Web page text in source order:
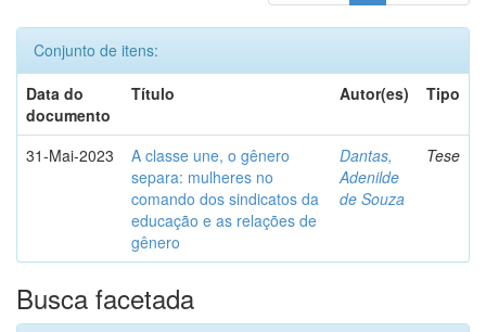
Conjunto de itens:
Data do
documento
Título Autor(es) Tipo
31-Mai-2023
A classe une, o gênero
separa: mulheres no
comando dos sindicatos da
educação e as relações de
gênero
Dantas,
Adenilde
de Souza
Tese
Busca facetada